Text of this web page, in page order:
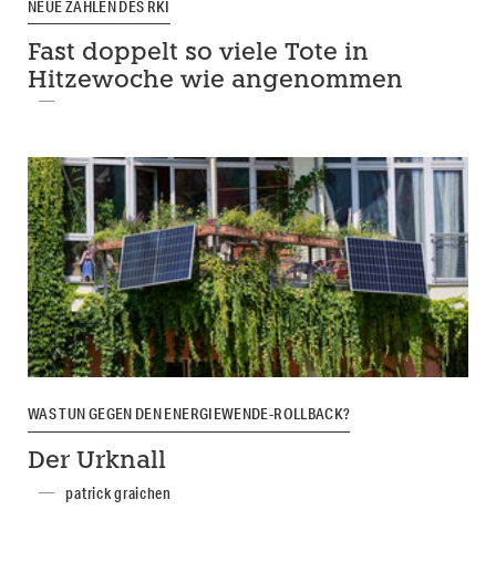
NEUE ZAHLEN DES RKI
Fast doppelt so viele Tote in
Hitzewoche wie angenommen
WAS TUN GEGEN DEN ENERGIEWENDE-ROLLBACK?
Der Urknall
patrick graichen